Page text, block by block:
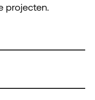
projecten.